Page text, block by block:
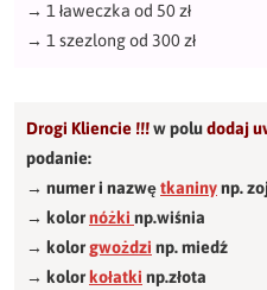
→ 1 ławeczka od 50 zł
→ 1 szezlong od 300 zł
Drogi Kliencie !!!w poludodaj
podanie:
→ numer i nazwętkaninynp.
→ kolornóżki np.wiśnia
→ kolorgwożdzi np. miedź
→ kolorkołatki np.złota